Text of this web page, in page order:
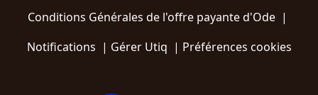
Conditions Générales de l'offre payante d'Ode |
Notifications | Gérer Utiq | Préférences cookies